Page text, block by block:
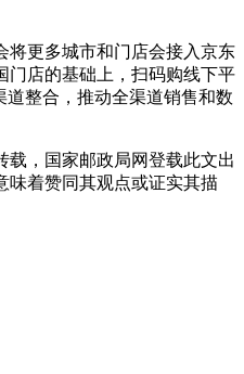
更多城市和门店会接入京东
门店的基础上，扫码购线下平
道整合，推动全渠道销售和数
载，国家邮政局网登载此文出
味着赞同其观点或证实其描